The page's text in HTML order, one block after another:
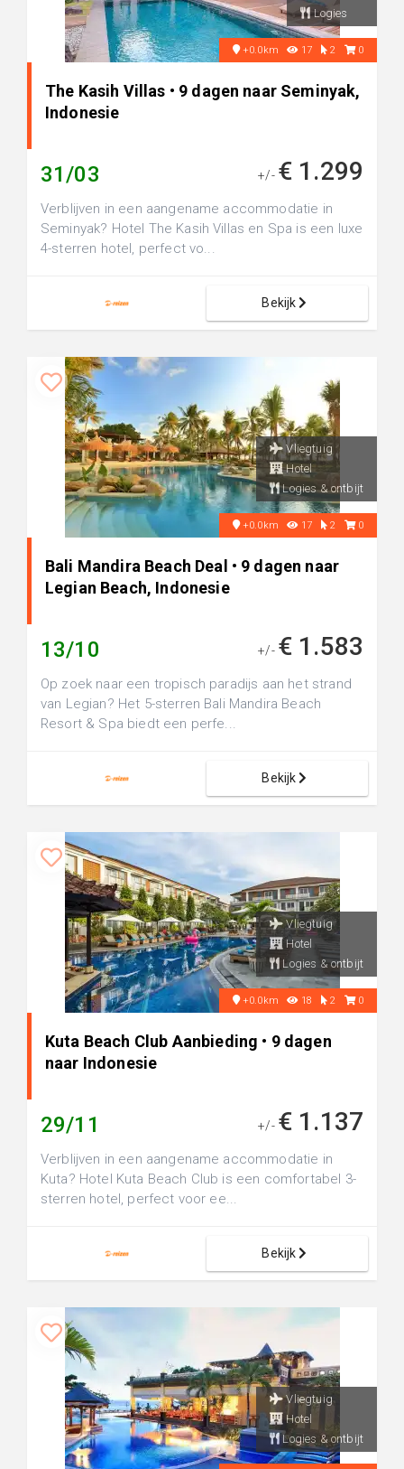
Logies
+0.0km 17 2 0
The Kasih Villas • 9 dagen naar Seminyak,
Indonesie
31/03 +/- € 1.299
Verblijven in een aangename accommodatie in
Seminyak? Hotel The Kasih Villas en Spa is een luxe
4-sterren hotel, perfect vo...
Bekijk
Vliegtuig
Hotel
Logies & ontbijt
+0.0km 17 2 0
Bali Mandira Beach Deal • 9 dagen naar
Legian Beach, Indonesie
13/10 +/- € 1.583
Op zoek naar een tropisch paradijs aan het strand
van Legian? Het 5-sterren Bali Mandira Beach
Resort & Spa biedt een perfe...
Bekijk
Vliegtuig
Hotel
Logies & ontbijt
+0.0km 18 2 0
Kuta Beach Club Aanbieding • 9 dagen
naar Indonesie
29/11 +/- € 1.137
Verblijven in een aangename accommodatie in
Kuta? Hotel Kuta Beach Club is een comfortabel 3-
sterren hotel, perfect voor ee...
Bekijk
Vliegtuig
Hotel
Logies & ontbijt